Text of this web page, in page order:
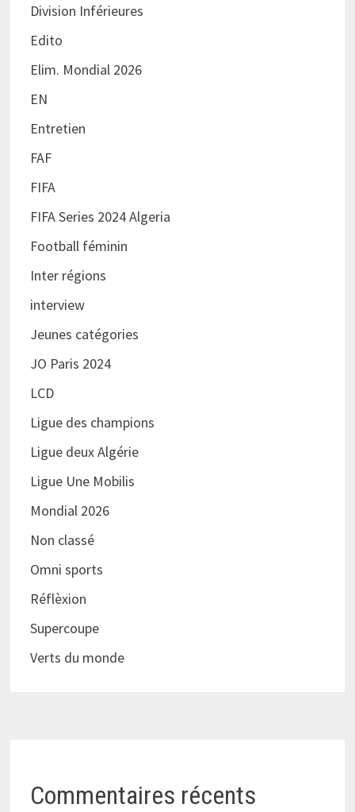
Division Inférieures
Edito
Elim. Mondial 2026
EN
Entretien
FAF
FIFA
FIFA Series 2024 Algeria
Football féminin
Inter régions
interview
Jeunes catégories
JO Paris 2024
LCD
Ligue des champions
Ligue deux Algérie
Ligue Une Mobilis
Mondial 2026
Non classé
Omni sports
Réflèxion
Supercoupe
Verts du monde
Commentaires récents